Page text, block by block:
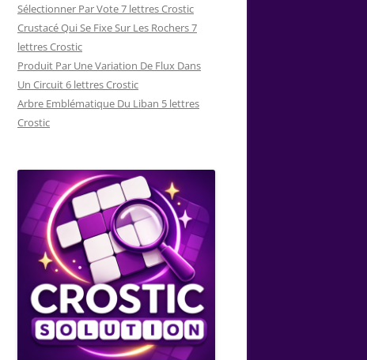
Sélectionner Par Vote 7 lettres Crostic
Crustacé Qui Se Fixe Sur Les Rochers 7
lettres Crostic
Produit Par Une Variation De Flux Dans
Un Circuit 6 lettres Crostic
Arbre Emblématique Du Liban 5 lettres
Crostic